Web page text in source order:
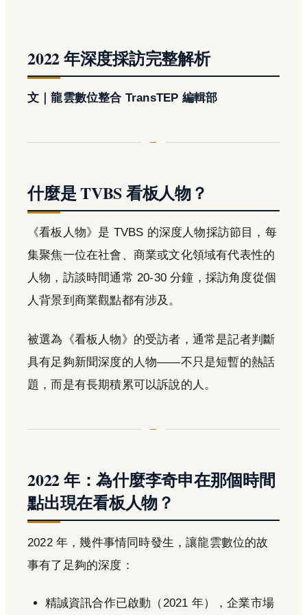
2022 年深度採訪完整解析
文｜龍雲數位整合 TransTEP 編輯部
什麼是 TVBS 看板人物？
《看板人物》是 TVBS 的深度人物採訪節目，每
集聚焦一位在社會、商業或文化領域有代表性的
人物，訪談時間通常 20-30 分鐘，採訪角度從個
人背景到商業觀點都有涉及。
被選為《看板人物》的受訪者，通常是記者判斷
具有足夠新聞深度的人物——不只是短暫的熱話
題，而是有長期積累可以訴說的人。
2022 年：為什麼李奇申在那個時間
點出現在看板人物？
2022 年，幾件事情同時發生，讓龍雲數位的故
事有了足夠的深度：
精誠資訊合作已啟動（2021 年），企業市場